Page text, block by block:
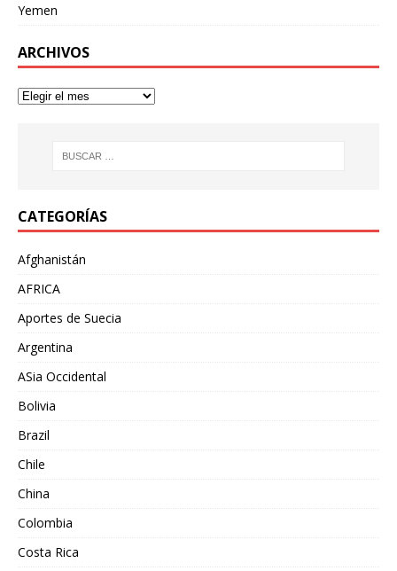
Yemen
ARCHIVOS
CATEGORÍAS
Afghanistán
AFRICA
Aportes de Suecia
Argentina
ASia Occidental
Bolivia
Brazil
Chile
China
Colombia
Costa Rica